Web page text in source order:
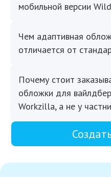
мобильной версии
Чем адаптивная
отличается от
Почему стоит
обложки для
Workzilla, а не у